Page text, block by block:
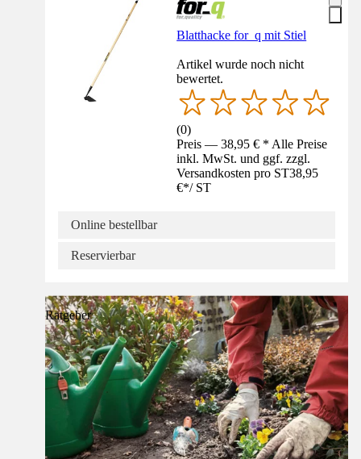
Blatthacke for_q mit Stiel
Artikel wurde noch nicht
bewertet.
(0)
Preis — 38,95 € * Alle Preise
inkl. MwSt. und ggf. zzgl.
Versandkosten pro ST38,95
€*/ ST
Online bestellbar
Reservierbar
Ratgeber